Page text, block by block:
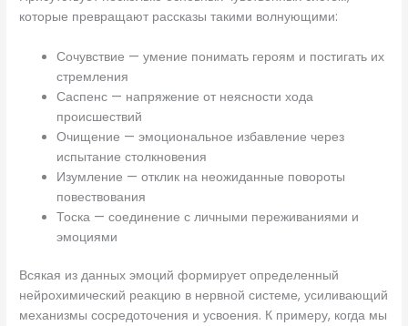
которые превращают рассказы такими волнующими:
Сочувствие — умение понимать героям и постигать их
стремления
Саспенс — напряжение от неясности хода
происшествий
Очищение — эмоциональное избавление через
испытание столкновения
Изумление — отклик на неожиданные повороты
повествования
Тоска — соединение с личными переживаниями и
эмоциями
Всякая из данных эмоций формирует определенный
нейрохимический реакцию в нервной системе, усиливающий
механизмы сосредоточения и усвоения. К примеру, когда мы